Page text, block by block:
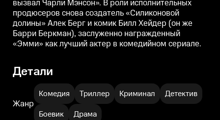
вызвал Чарли Мэнсон». В роли исполнительных
продюсеров снова создатель «Силиконовой
долины» Алек Берг и комик Билл Хейдер (он же
Барри Беркман), заслуженно награжденный
«Эмми» как лучший актер в комедийном сериале.
Детали
Жанр
Комедия Триллер Криминал
Детектив
Боевик
Драма